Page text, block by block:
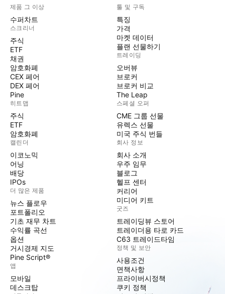
제품 그 이상
수퍼차트
스크리너
주식
ETF
채권
암호화폐
CEX 페어
DEX 페어
Pine
히트맵
주식
ETF
암호화폐
캘린더
이코노믹
어닝
배당
IPOs
더 많은 제품
뉴스 플로우
포트폴리오
기초 재무 차트
수익률 곡선
옵션
거시경제 지도
Pine Script®
앱
모바일
데스크탑
툴 및 구독
특징
가격
마켓 데이터
플랜 선물하기
트레이딩
오버뷰
브로커
브로커 비교
The Leap
스페셜 오퍼
CME 그룹 선물
유렉스 선물
미국 주식 번들
회사 정보
회사 소개
우주 임무
블로그
헬프 센터
커리어
미디어 키트
굿즈
트레이딩뷰 스토어
트레이더용 타로 카드
C63 트레이드타임
정책 및 보안
사용조건
면책사항
프라이버시정책
쿠키 정책